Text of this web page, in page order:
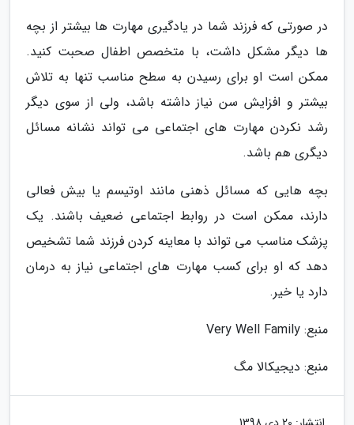
در صورتی که فرزند شما در یادگیری مهارت ها بیشتر از بچه
ها دیگر مشکل داشت، با متخصص اطفال صحبت کنید.
ممکن است او برای رسیدن به سطح مناسب تنها به تلاش
بیشتر و افزایش سن نیاز داشته باشد، ولی از سوی دیگر
رشد نکردن مهارت های اجتماعی می تواند نشانه مسائل
دیگری هم باشد.
بچه هایی که مسائل ذهنی مانند اوتیسم یا بیش فعالی
دارند، ممکن است در روابط اجتماعی ضعیف باشند. یک
پزشک مناسب می تواند با معاینه کردن فرزند شما تشخیص
دهد که او برای کسب مهارت های اجتماعی نیاز به درمان
دارد یا خیر.
منبع: Very Well Family
منبع: دیجیکالا مگ